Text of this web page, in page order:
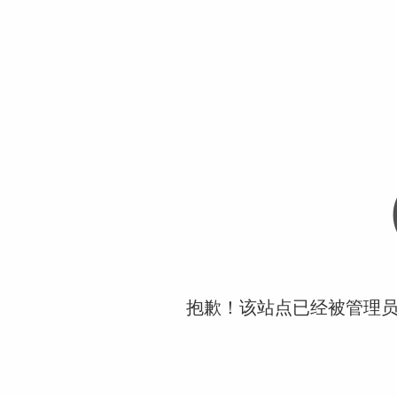
抱歉！该站点已经被管理